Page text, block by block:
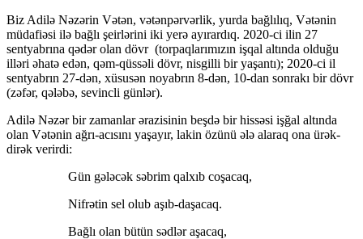
Biz Adilə Nəzərin Vətən, vətənpərvərlik, yurda bağlılıq, Vətənin
müdafiəsi ilə bağlı şeirlərini iki yerə ayırardıq. 2020-ci ilin 27
sentyabrına qədər olan dövr (torpaqlarımızın işqal altında olduğu
illəri əhatə edən, qəm-qüssəli dövr, nisgilli bir yaşantı); 2020-ci il
sentyabrın 27-dən, xüsusən noyabrın 8-dən, 10-dan sonrakı bir dövr
(zəfər, qələbə, sevincli günlər).
Adilə Nəzər bir zamanlar ərazisinin beşdə bir hissəsi işğal altında
olan Vətənin ağrı-acısını yaşayır, lakin özünü ələ alaraq ona ürək-
dirək verirdi:
Gün gələcək səbrim qalxıb coşacaq,
Nifrətin sel olub aşıb-daşacaq.
Bağlı olan bütün sədlər aşacaq,